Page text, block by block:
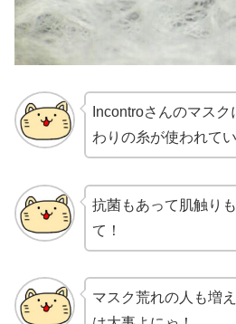
Incontroさんのマス
わりの糸が使われて
抗菌もあって肌触り
て！
マスク荒れの人も増